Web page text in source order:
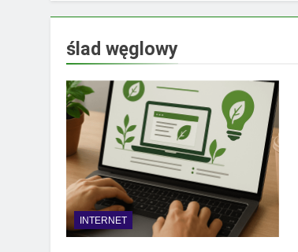
ślad węglowy
INTERNET